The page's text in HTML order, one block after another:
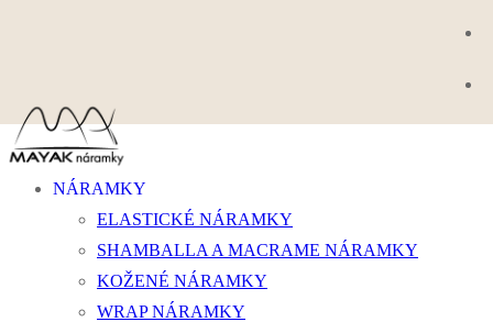
NÁRAMKY
ELASTICKÉ NÁRAMKY
SHAMBALLA A MACRAME NÁRAMKY
KOŽENÉ NÁRAMKY
WRAP NÁRAMKY